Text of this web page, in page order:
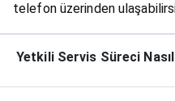
telefon üzerinden
Yetkili Servis Süreci